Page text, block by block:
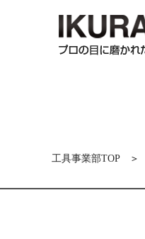
工具事業部TOP＞